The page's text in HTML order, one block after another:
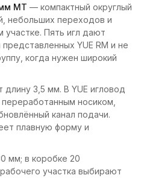
MT — компактный округлый
небольших переходов и
участке. Пять игл дают
YUE RM и не
когда нужен широкий
длину 3,5 мм. В YUE игловод
носиком,
канал подачи.
плавную форму и
мм; в коробке 20
участка выбирают